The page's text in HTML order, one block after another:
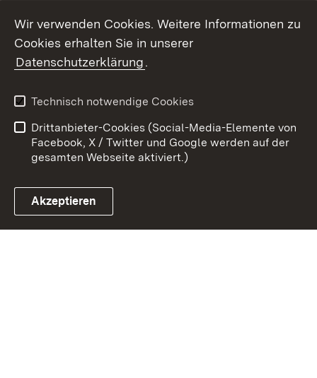
Link zum Landesportal
Kontakt
Barrierefreiheit
Impressum
Cookies
Wir verwenden Cookies. Weitere Informationen zu
Cookies erhalten Sie in unserer
Datenschutzerklärung.
Technisch notwendige Cookies
Drittanbieter-Cookies (Social-Media-Elemente von
Facebook, X / Twitter und Google werden auf der
gesamten Webseite aktiviert.)
Akzeptieren